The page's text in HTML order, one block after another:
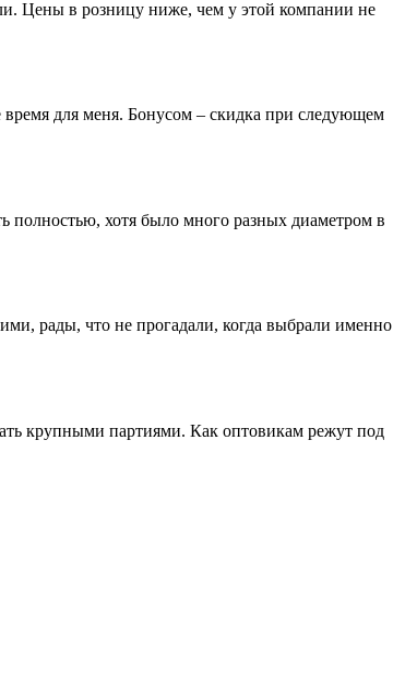
Цены в розницу ниже, чем у этой компании не
время для меня. Бонусом – скидка при следующем
хотя было много разных диаметром в
рады, что не прогадали, когда выбрали именно
крупными партиями. Как оптовикам режут под